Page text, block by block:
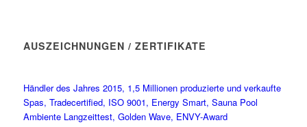
AUSZEICHNUNGEN / ZERTIFIKATE
Händler des Jahres 2015, 1,5 Millionen produzierte und verkaufte
Spas, Tradecertified, ISO 9001, Energy Smart, Sauna Pool
Ambiente Langzeittest, Golden Wave, ENVY-Award